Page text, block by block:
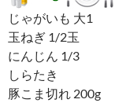
じゃがいも 大1
玉ねぎ 1/2玉
にんじん 1/3
しらたき
豚こま切れ 200g